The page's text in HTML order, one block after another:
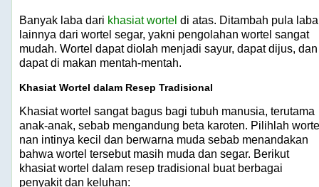
Banyak laba dari khasiat wortel di atas. Ditambah pula laba
lainnya dari wortel segar, yakni pengolahan wortel sangat
mudah. Wortel dapat diolah menjadi sayur, dapat dijus, dan
dapat di makan mentah-mentah.
Khasiat Wortel dalam Resep Tradisional
Khasiat wortel sangat bagus bagi tubuh manusia, terutama
anak-anak, sebab mengandung beta karoten. Pilihlah
nan intinya kecil dan berwarna muda sebab menandakan
bahwa wortel tersebut masih muda dan segar. Berikut
khasiat wortel dalam resep tradisional buat berbagai
penyakit dan keluhan: